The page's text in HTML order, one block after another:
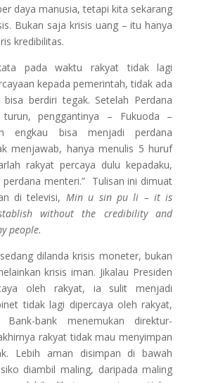
daya manusia, tetapi kita sekarang
Bukan saja krisis uang – itu hanya
kredibilitas.
pada waktu rakyat tidak lagi
kepada pemerintah, tidak ada
berdiri tegak. Setelah Perdana
penggantinya – Fukuoda –
engkau bisa menjadi perdana
menjawab, hanya menulis 5 huruf
rakyat percaya dulu kepadaku,
menteri.” Tulisan ini dimuat
di televisi, Min u sin pu li – it is
without the credibility and
people.
dilanda krisis moneter, bukan
krisis iman. Jikalau Presiden
oleh rakyat, ia sulit menjadi
tidak lagi dipercaya oleh rakyat,
Bank-bank menemukan direktur-
rakyat tidak mau menyimpan
Lebih aman disimpan di bawah
diambil maling, daripada maling